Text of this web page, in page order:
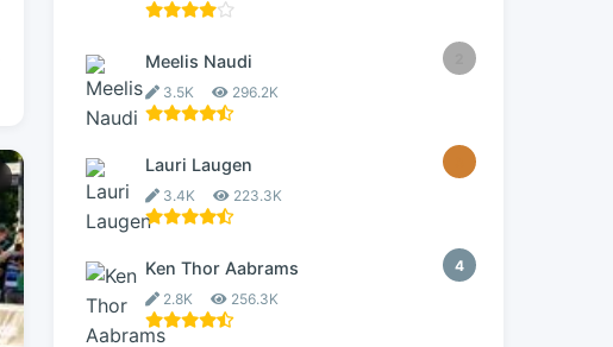
Meelis Naudi
3.5K 296.2K
Lauri Laugen
3.4K 223.3K
4
Ken Thor Aabrams
2.8K 256.3K